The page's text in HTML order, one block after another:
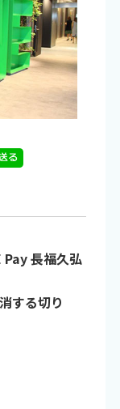
Pay 長福久弘
する切り